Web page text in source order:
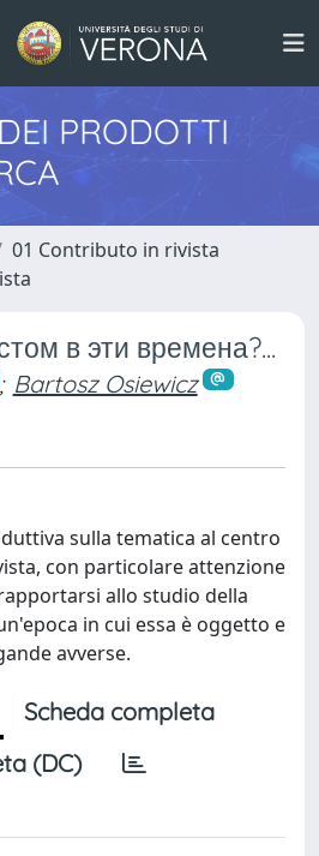
PRODOTTI
01 Contributo in rivista
в эти времена?...
Bartosz Osiewicz
sulla tematica al centro
con particolare attenzione
allo studio della
in cui essa è oggetto e
avverse.
Scheda completa
(DC)